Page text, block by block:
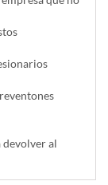
devolver al